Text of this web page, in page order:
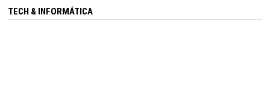
TECH & INFORMÁTICA